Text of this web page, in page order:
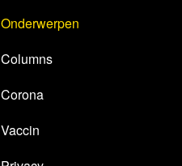
Onderwerpen
Columns
Corona
Vaccin